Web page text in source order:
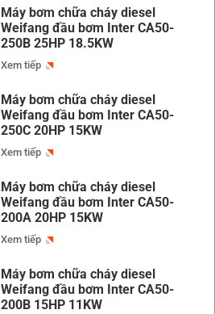
Máy bơm chữa cháy diesel
Weifang đầu bơm Inter CA50-
250B 25HP 18.5KW
Xem tiếp
Máy bơm chữa cháy diesel
Weifang đầu bơm Inter CA50-
250C 20HP 15KW
Xem tiếp
Máy bơm chữa cháy diesel
Weifang đầu bơm Inter CA50-
200A 20HP 15KW
Xem tiếp
Máy bơm chữa cháy diesel
Weifang đầu bơm Inter CA50-
200B 15HP 11KW